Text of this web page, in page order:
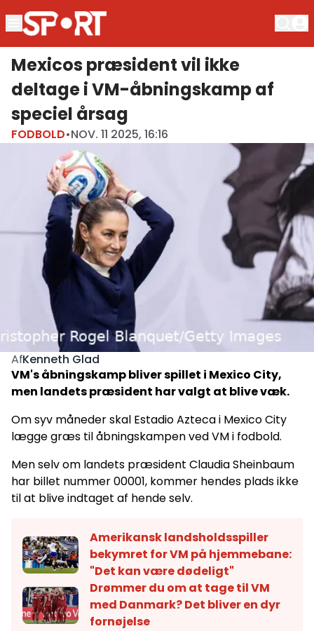
Mexicos præsident vil ikke
deltage i VM-åbningskamp af
speciel årsag
FODBOLD•NOV. 11 2025, 16:16
AfKenneth Glad
VM's åbningskamp bliver spillet i Mexico City,
men landets præsident har valgt at blive væk.
Om syv måneder skal Estadio Azteca i Mexico City
lægge græs til åbningskampen ved VM i fodbold.
Men selv om landets præsident Claudia Sheinbaum
har billet nummer 00001, kommer hendes plads ikke
til at blive indtaget af hende selv.
Amerikansk landsholdsspiller
bekymret for VM på hjemmebane:
"Det kan være dødeligt"
Drømmer du om at tage til VM
med Danmark? Det bliver en dyr
fornøjelse